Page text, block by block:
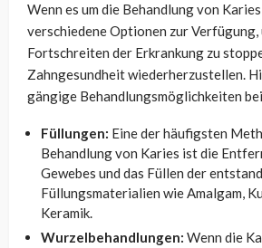
Wenn es um die Behandlung von
verschiedene Optionen zur Verfügung,
Fortschreiten der Erkrankung zu
Zahngesundheit wiederherzustellen.
gängige Behandlungsmöglichkeiten
Füllungen: Eine der häufigsten
Behandlung von Karies ist die
Gewebes und das Füllen der
Füllungsmaterialien wie Amalgam,
Keramik.
Wurzelbehandlungen: Wenn die